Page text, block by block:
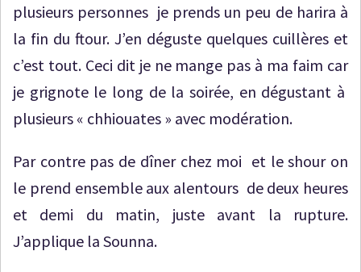
plusieurs personnes je prends un peu de harira à
la fin du ftour. J’en déguste quelques cuillères et
c’est tout. Ceci dit je ne mange pas à ma faim car
je grignote le long de la soirée, en dégustant à
plusieurs « chhiouates » avec modération.
Par contre pas de dîner chez moi et le shour on
le prend ensemble aux alentours de deux heures
et demi du matin, juste avant la rupture.
J’applique la Sounna.